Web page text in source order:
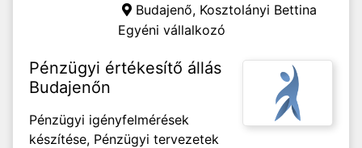
Budajenő, Kosztolányi Bettina
Egyéni vállalkozó
Pénzügyi értékesítő állás
Budajenőn
Pénzügyi igényfelmérések
készítése, Pénzügyi tervezetek